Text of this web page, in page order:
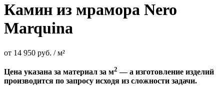
Камин из мрамора Nero
Marquina
от 14 950 руб. / м²
Цена указана за материал за м2 — а изготовление изделий
производится по запросу исходя из сложности задачи.